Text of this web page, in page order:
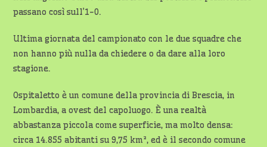
passano così sull’1-0.
Ultima giornata del campionato con le due squadre che
non hanno più nulla da chiedere o da dare alla loro
stagione.
Ospitaletto è un comune della provincia di Brescia, in
Lombardia, a ovest del capoluogo. È una realtà
abbastanza piccola come superficie, ma molto densa:
circa 14.855 abitanti su 9,75 km², ed è il secondo comune